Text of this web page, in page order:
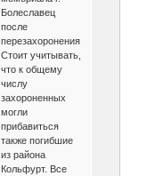
Болеславец
после
перезахоронения.
Стоит учитывать,
что к общему
числу
захороненных
могли
прибавиться
также погибшие
из района
Кольфурт. Все